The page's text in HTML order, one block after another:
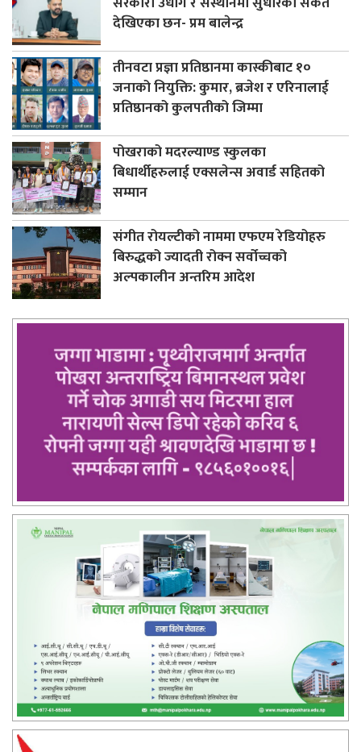
देखिएका छन- प्रम बालेन्द्र
तीनवटा प्रज्ञा प्रतिष्ठानमा कास्कीबाट १०
जनाको नियुक्ति: कुमार, ब्रजेश र एरिनालाई
प्रतिष्ठानको कुलपतीको जिम्मा
पोखराको मदरल्याण्ड स्कुलका
बिधार्थीहरुलाई एक्सलेन्स अवार्ड सहितको
सम्मान
संगीत रोयल्टीको नाममा एफएम रेडियोहरु
बिरुद्धको ज्यादती रोक्न सर्वोच्चको
अल्पकालीन अन्तरिम आदेश